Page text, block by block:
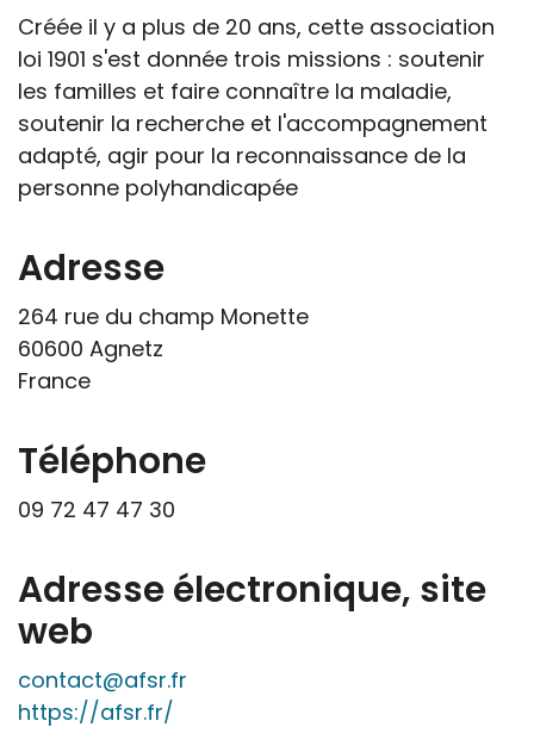
passe pas forcément pas l’exposé du
diagnostic en tant que tel.
Cette information doit être adaptée par
chacun, dans le respect de l’individu en
particulier, enfant et adulte, et prendre en
compte la variabilité d’une même
enfant.
La consultation d’informations sur un site
web n’exonère personne de ses
responsabilités professionnelles, civiles
s'inspireront des éléments publiés sur le
site « Tous à l'école » dans leur action
professionnelle le feront sous leur seule
les paramètres spécifiques d’une
situation particulière pour prendre leurs
décisions, ce qui ne peut être le cas des
rédacteurs des fiches, qui sont
évidemment dans l’impossibilité de les
apprécier in abstracto.
Créée il y a plus de 20 ans, cette association
loi 1901 s'est donnée trois missions : soutenir
les familles et faire connaître la maladie,
soutenir la recherche et l'accompagnement
adapté, agir pour la reconnaissance de la
personne polyhandicapée
Adresse
264 rue du champ Monette
60600 Agnetz
France
Téléphone
09 72 47 47 30
Adresse électronique, site
web
contact@afsr.fr
https://afsr.fr/